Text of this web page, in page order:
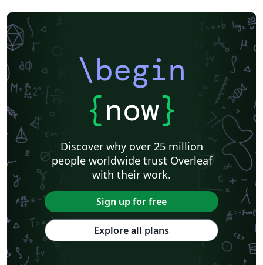
\begin
{now}
Discover why over 25 million
people worldwide trust Overleaf
with their work.
Sign up for free
Explore all plans